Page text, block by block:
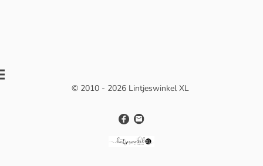
© 2010 - 2026 Lintjeswinkel XL